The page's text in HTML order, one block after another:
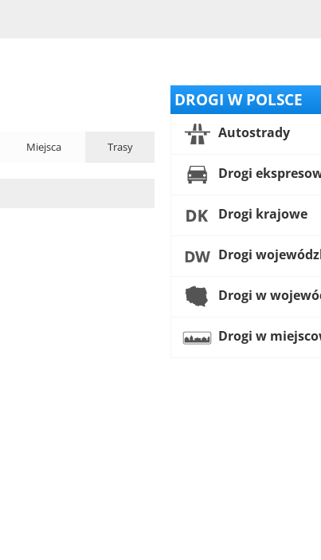
Miejsca Trasy
DROGI W POLSCE
Autostrady
Drogi
Drogi krajowe
Drogi
Drogi w
Drogi w